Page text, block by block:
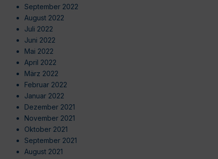
September 2022
August 2022
Juli 2022
Juni 2022
Mai 2022
April 2022
März 2022
Februar 2022
Januar 2022
Dezember 2021
November 2021
Oktober 2021
September 2021
August 2021